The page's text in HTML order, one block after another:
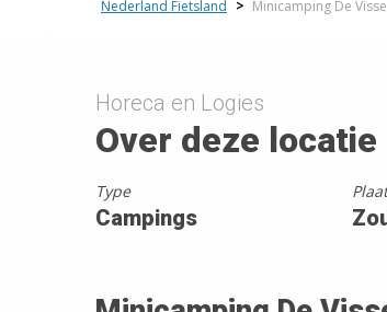
Nederland Fietsland > Minicamping De
Horeca en Logies
Over deze locatie
Type
Campings